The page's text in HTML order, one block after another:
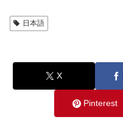
日本語
X
Pinterest